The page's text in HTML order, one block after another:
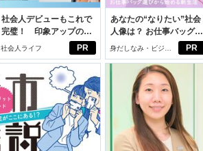
PR
社会人デビューもこれで
完璧！ 印象アップのセ
ルフプロデュース術
社会人ライフ PR
あなたの“なりたい”社会
人像は？ お仕事バッグ選
びから始める新生活
身だしなみ・ビジネ
スアイテム